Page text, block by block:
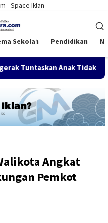
Sekolah Pendidikan
Anak Tidak Sekolah
Angkat
Pemkot